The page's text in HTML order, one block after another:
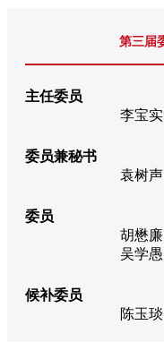
第三届
主任委员
李宝实
委员兼秘书
袁树声
委员
胡懋廉
吴学愚
候补委员
陈玉琰